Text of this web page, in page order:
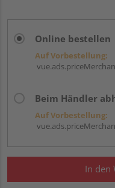
Online bestellen
Auf Vorbestellung:
Beim Händler
Auf Vorbestellung:
In den